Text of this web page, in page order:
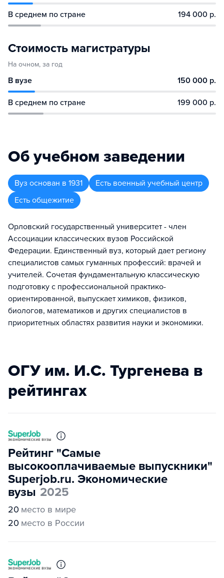
В среднем по стране 194 000 р.
Стоимость магистратуры
На очном, за год
В вузе 150 000 р.
В среднем по стране 199 000 р.
Об учебном заведении
Вуз основан в 1931
Есть военный учебный центр
Есть общежитие
Орловский государственный университет - член
Ассоциации классических вузов Российской
Федерации. Единственный вуз, который дает региону
специалистов самых гуманных профессий: врачей и
учителей. Сочетая фундаментальную классическую
подготовку с профессиональной практико-
ориентированной, выпускает химиков, физиков,
биологов, математиков и других специалистов в
приоритетных областях развития науки и экономики.
ОГУ им. И.С. Тургенева в
рейтингах
Рейтинг "Самые
высокооплачиваемые выпускники"
Superjob.ru. Экономические
вузы 2025
20 место в мире
20 место в России